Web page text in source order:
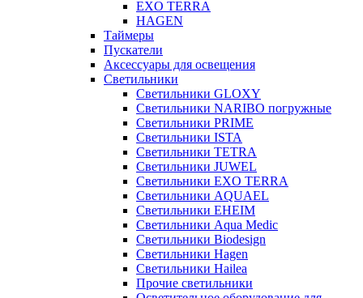
EXO TERRA
HAGEN
Таймеры
Пускатели
Аксессуары для освещения
Светильники
Светильники GLOXY
Светильники NARIBO погружные
Светильники PRIME
Светильники ISTA
Светильники TETRA
Светильники JUWEL
Светильники EXO TERRA
Светильники AQUAEL
Светильники EHEIM
Светильники Aqua Medic
Светильники Biodesign
Светильники Hagen
Светильники Hailea
Прочие светильники